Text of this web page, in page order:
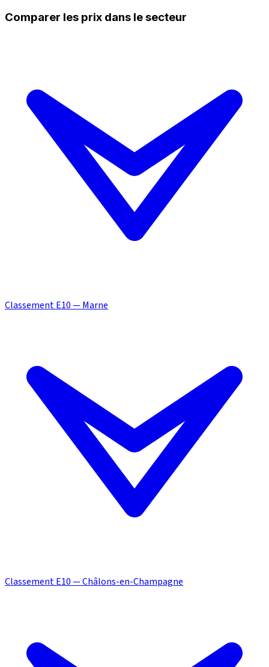
Comparer les prix dans le secteur
Classement E10 — Marne
Classement E10 — Châlons-en-Champagne